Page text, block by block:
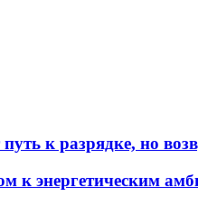
к разрядке, но
к энергетическим